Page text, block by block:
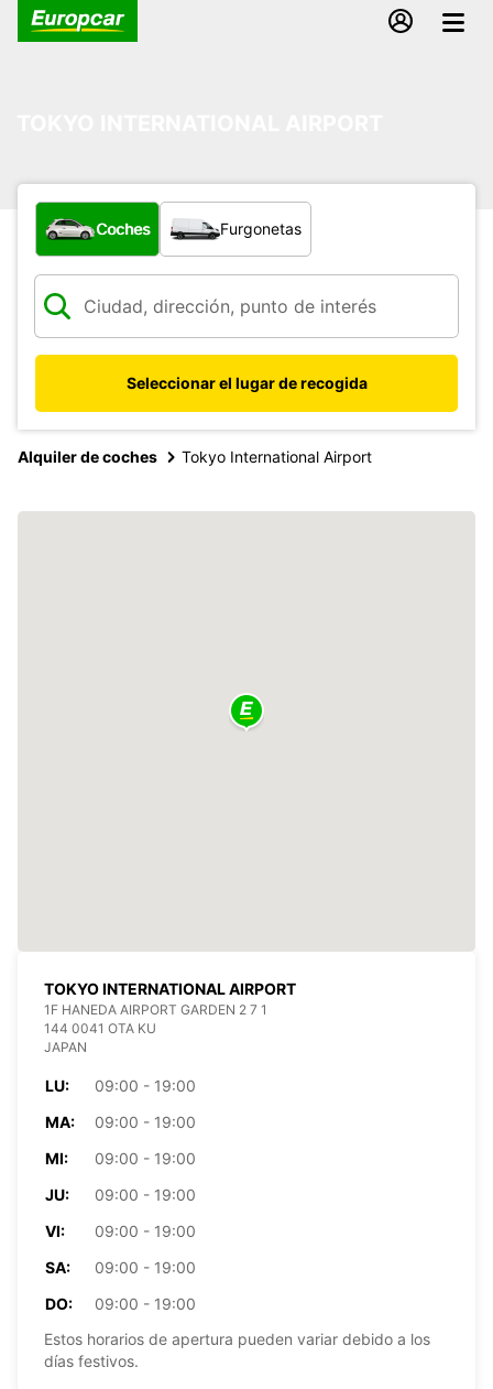
¿Qué tipo de vehículo?
Coches Furgonetas
Seleccionar el lugar de recogida
Alquiler de coches Tokyo International Airport
TOKYO INTERNATIONAL AIRPORT
1F HANEDA AIRPORT GARDEN 2 7 1
144 0041 OTA KU
JAPAN
LU:
09:00 - 19:00
MA:
09:00 - 19:00
MI:
09:00 - 19:00
JU:
09:00 - 19:00
VI:
09:00 - 19:00
SA:
09:00 - 19:00
DO:
09:00 - 19:00
Estos horarios de apertura pueden variar debido a los
días festivos.